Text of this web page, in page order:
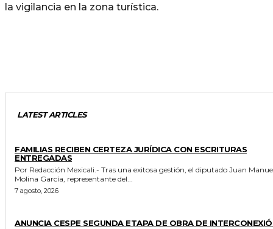
la vigilancia en la zona turística.
LATEST ARTICLES
FAMILIAS RECIBEN CERTEZA JURÍDICA CON ESCRITURAS
ENTREGADAS
Por Redacción Mexicali.- Tras una exitosa gestión, el diputado Juan Manuel
Molina García, representante del...
7 agosto, 2026
ANUNCIA CESPE SEGUNDA ETAPA DE OBRA DE